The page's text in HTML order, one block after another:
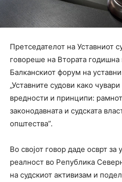
Претседателот на Уставниот
говореше на Втората годишна
Балканскиот форум на
„Уставните судови како
вредности и принципи:
законодавната и судската
општества”.
Во својот говор даде осврт за
реалност во Република
на судскиот активизам и